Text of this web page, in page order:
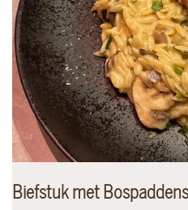
Biefstuk met